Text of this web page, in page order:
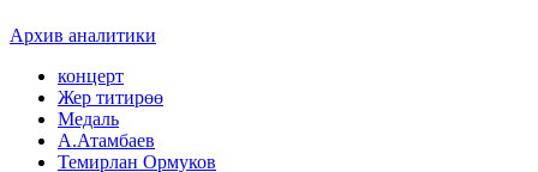
Архив аналитики
концерт
Жер титирөө
Медаль
А.Атамбаев
Темирлан Ормуков